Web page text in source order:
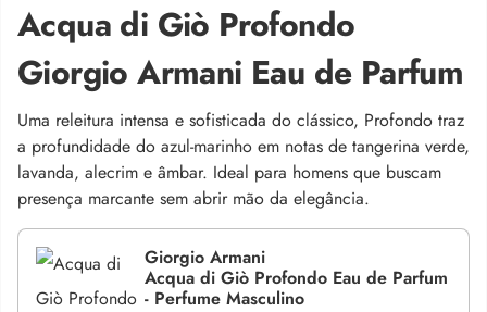
Acqua di Giò Profondo
Giorgio Armani Eau de Parfum
Uma releitura intensa e sofisticada do clássico, Profondo traz
a profundidade do azul-marinho em notas de tangerina verde,
lavanda, alecrim e âmbar. Ideal para homens que buscam
presença marcante sem abrir mão da elegância.
Giorgio Armani
Acqua di Giò Profondo Eau de Parfum
- Perfume Masculino